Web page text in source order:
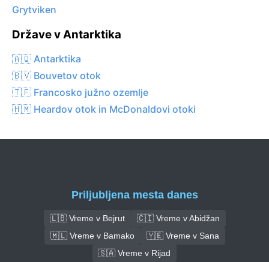
Grytviken
Države v Antarktika
🇦🇶 Antarktika
🇧🇻 Bouvetov otok
🇹🇫 Francosko južno ozemlje
🇭🇲 Heardov otok in McDonaldovi otoki
Priljubljena mesta danes
🇱🇧 Vreme v Bejrut
🇨🇮 Vreme v Abidžan
🇲🇱 Vreme v Bamako
🇾🇪 Vreme v Sana
🇸🇦 Vreme v Rijad